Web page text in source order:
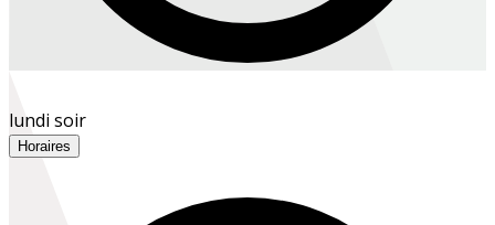
lundi soir
Horaires